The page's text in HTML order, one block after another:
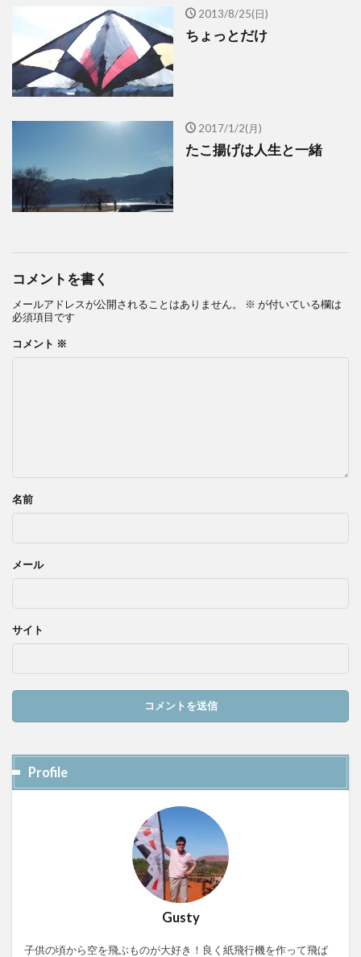
2013/8/25(日)
ちょっとだけ
2017/1/2(月)
たこ揚げは人生と一緒
コメントを書く
メールアドレスが公開されることはありません。 ※ が付いている欄は
必須項目です
コメント ※
名前
メール
サイト
Profile
Gusty
子供の頃から空を飛ぶものが大好き！良く紙飛行機を作って飛ば